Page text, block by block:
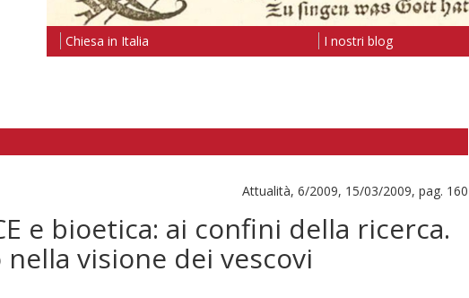
Chiesa in Italia I nostri blog
Attualità, 6/2009, 15/03/2009, pag. 160
e bioetica: ai confini della ricerca.
visione dei vescovi